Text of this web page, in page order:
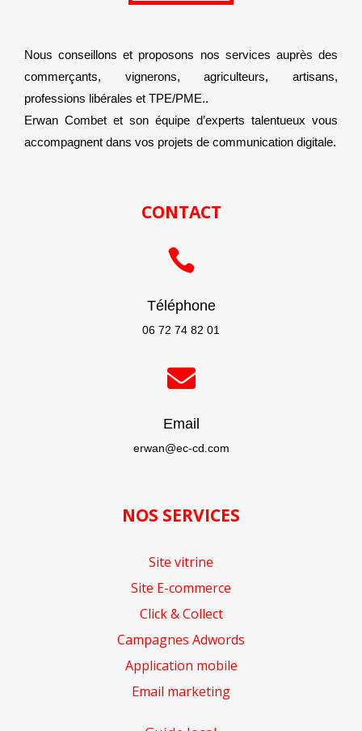
Nous conseillons et proposons nos services auprès des
commerçants, vignerons, agriculteurs, artisans,
professions libérales et TPE/PME..
Erwan Combet et son équipe d’experts talentueux vous
accompagnent dans vos projets de communication digitale.
CONTACT

Téléphone
06 72 74 82 01

Email
erwan@ec-cd.com
NOS SERVICES
Site vitrine
Site E-commerce
Click & Collect
Campagnes Adwords
Application mobile
Email marketing